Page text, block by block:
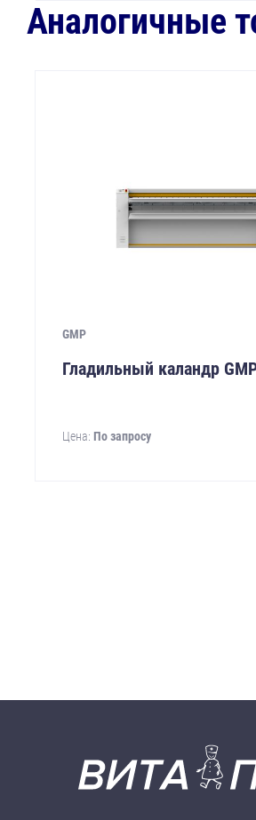
Аналогичные
GMP
Гладильный каландр
Цена: По запросу